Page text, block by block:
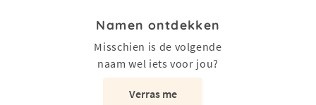
Namen ontdekken
Misschien is de volgende
naam wel iets voor jou?
Verras me